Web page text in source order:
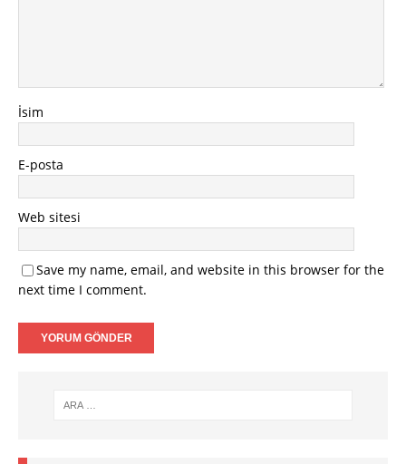
İsim
E-posta
Web sitesi
Save my name, email, and website in this browser for the
next time I comment.